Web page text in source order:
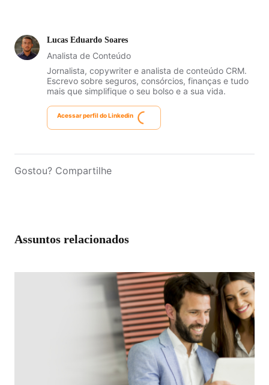
Lucas Eduardo Soares
Analista de Conteúdo
Jornalista, copywriter e analista de conteúdo CRM.
Escrevo sobre seguros, consórcios, finanças e tudo
mais que simplifique o seu bolso e a sua vida.
Acessar perfil do Linkedin
Gostou? Compartilhe
Assuntos relacionados